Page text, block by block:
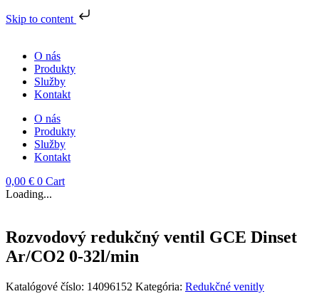
Skip to content
obsah
O nás
Produkty
Služby
Kontakt
O nás
Produkty
Služby
Kontakt
0,00 € 0 Cart
Loading...
Rozvodový redukčný ventil GCE Dinset
Ar/CO2 0-32l/min
Katalógové číslo: 14096152 Kategória: Redukčné venitly